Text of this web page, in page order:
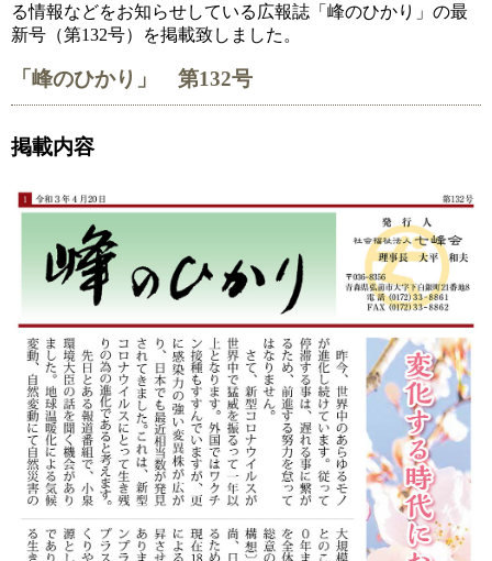
る情報などをお知らせしている広報誌「峰のひかり」の最
新号（第132号）を掲載致しました。
「峰のひかり」 第132号
掲載内容